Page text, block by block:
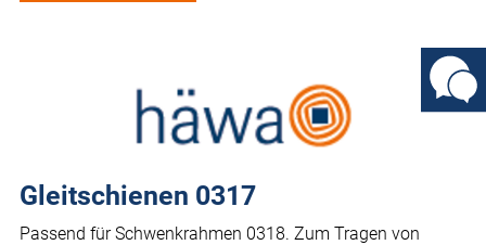
Gleitschienen 0317
Passend für Schwenkrahmen 0318. Zum Tragen von